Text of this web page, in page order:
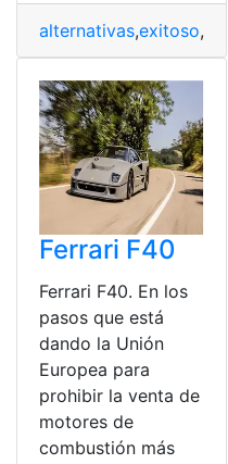
alternativas,exitoso,
Ferrari F40
Ferrari F40. En los
pasos que está
dando la Unión
Europea para
prohibir la venta de
motores de
combustión más